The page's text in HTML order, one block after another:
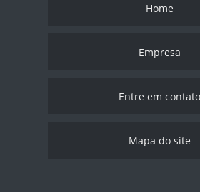
Home
Empresa
Entre em contato
Mapa do site